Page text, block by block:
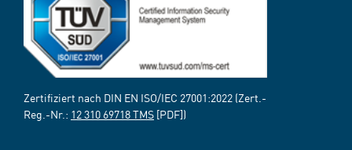
Zertifiziert nach DIN EN ISO/IEC 27001:2022 (Zert.-
Reg.-Nr.: 12 310 69718 TMS [PDF])